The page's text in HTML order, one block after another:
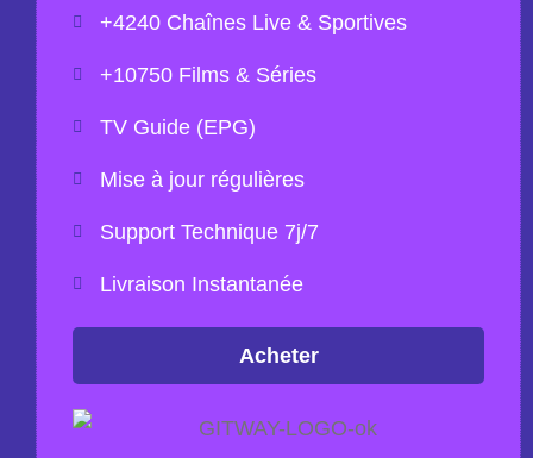
+4240 Chaînes Live & Sportives
+10750 Films & Séries
TV Guide (EPG)
Mise à jour régulières
Support Technique 7j/7
Livraison Instantanée
Acheter